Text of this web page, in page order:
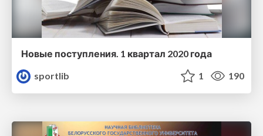
Новые поступления. 1 квартал 2020 года
sportlib
1 190